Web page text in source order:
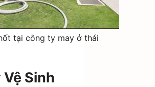
tại công ty may ở thái
Sinh